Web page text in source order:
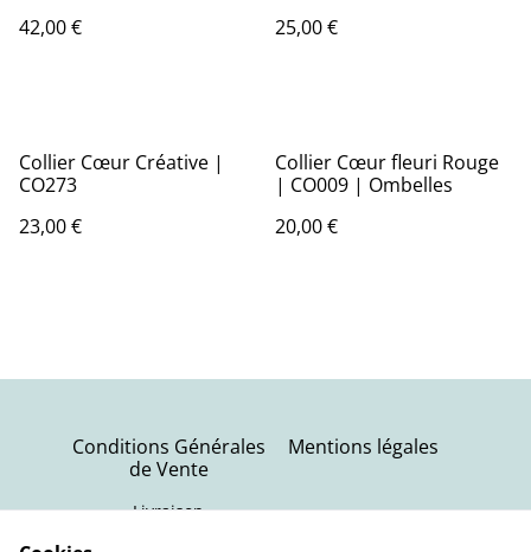
42,00 € 25,00 €
Collier Cœur Créative |
CO273
23,00 €
Collier Cœur fleuri Rouge
| CO009 | Ombelles
20,00 €
Conditions Générales
de Vente
Livraison
Mentions légales